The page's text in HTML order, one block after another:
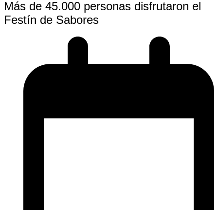
Más de 45.000 personas disfrutaron el
Festín de Sabores